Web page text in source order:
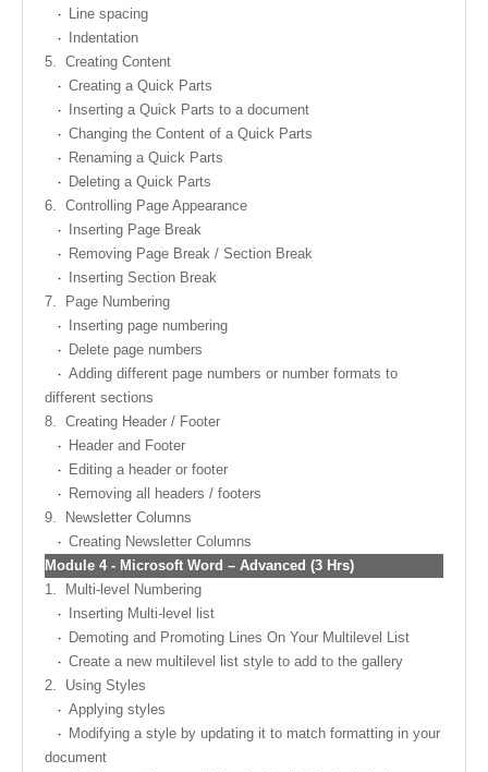
Line spacing
Indentation
5. Creating Content
Creating a Quick Parts
Inserting a Quick Parts to a document
Changing the Content of a Quick Parts
Renaming a Quick Parts
Deleting a Quick Parts
6. Controlling Page Appearance
Inserting Page Break
Removing Page Break / Section Break
Inserting Section Break
7.
Page Numbering
Inserting page numbering
Delete page numbers
Adding different page numbers or number formats to
different sections
8. Creating Header / Footer
Header and Footer
Editing a header or footer
Removing all headers / footers
9.
Newsletter Columns
Creating Newsletter Columns
Module 4 - Microsoft Word – Advanced (3 Hrs)
1.
Multi-level Numbering
Inserting Multi-level list
Demoting and Promoting Lines On Your Multilevel List
Create a new multilevel list style to add to the gallery
2.
Using Styles
Applying styles
Modifying a style by updating it to match formatting in your
document